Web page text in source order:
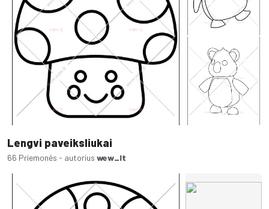
Lengvi paveiksliukai
66 Priemonės - autorius wew_lt